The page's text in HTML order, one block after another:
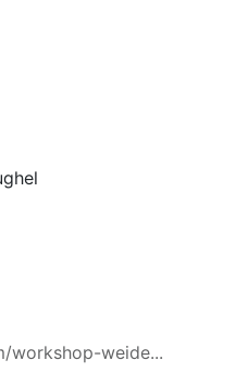
workshop-weide...